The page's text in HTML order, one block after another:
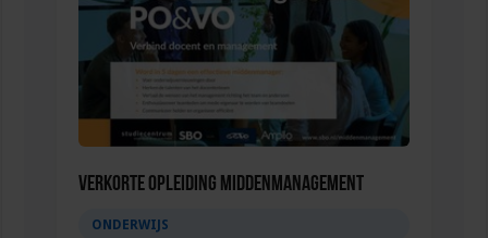
Verkorte opleiding Middenmanagement
ONDERWIJS